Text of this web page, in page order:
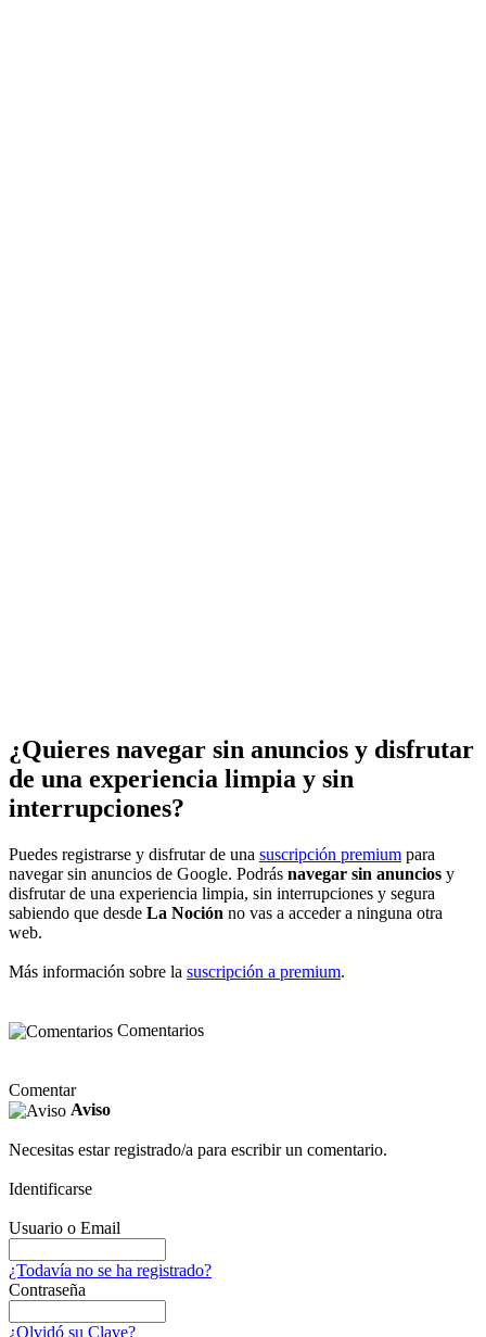
¿Quieres navegar sin anuncios y disfrutar
de una experiencia limpia y sin
interrupciones?
Puedes registrarse y disfrutar de una suscripción premium para
navegar sin anuncios de Google. Podrás navegar sin anuncios y
disfrutar de una experiencia limpia, sin interrupciones y segura
sabiendo que desde La Noción no vas a acceder a ninguna otra
web.
Más información sobre la suscripción a premium.
Comentarios
Comentar
Aviso
Necesitas estar registrado/a para escribir un comentario.
Identificarse
Usuario o Email
¿Todavía no se ha registrado?
Contraseña
¿Olvidó su Clave?